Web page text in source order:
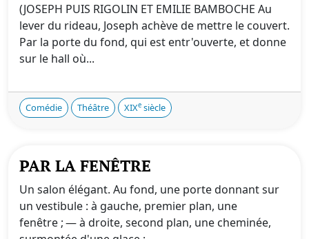
(JOSEPH PUIS RIGOLIN ET EMILIE BAMBOCHE Au
lever du rideau, Joseph achève de mettre le couvert.
Par la porte du fond, qui est entr'ouverte, et donne
sur le hall où...
Comédie Théâtre XIXe siècle
PAR LA FENÊTRE
Un salon élégant. Au fond, une porte donnant sur
un vestibule : à gauche, premier plan, une
fenêtre ; — à droite, second plan, une cheminée,